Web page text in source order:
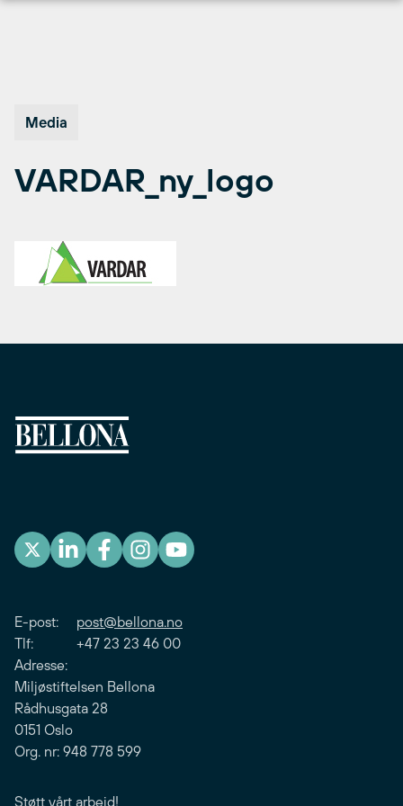
Media
VARDAR_ny_logo
E-post: post@bellona.no
Tlf: +47 23 23 46 00
Adresse:
Miljøstiftelsen Bellona
Rådhusgata 28
0151 Oslo
Org. nr: 948 778 599
Støtt vårt arbeid!